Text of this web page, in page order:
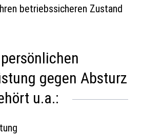
betriebssicheren Zustand
gegen Absturz
u.a.: